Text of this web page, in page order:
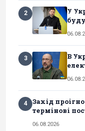
2
У
3
В
4
Захід
термінові
06.08.2026